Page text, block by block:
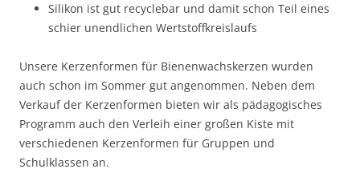
Silikon ist gut recyclebar und damit schon Teil eines
schier unendlichen Wertstoffkreislaufs
Unsere Kerzenformen für Bienenwachskerzen wurden
auch schon im Sommer gut angenommen. Neben dem
Verkauf der Kerzenformen bieten wir als pädagogisches
Programm auch den Verleih einer großen Kiste mit
verschiedenen Kerzenformen für Gruppen und
Schulklassen an.